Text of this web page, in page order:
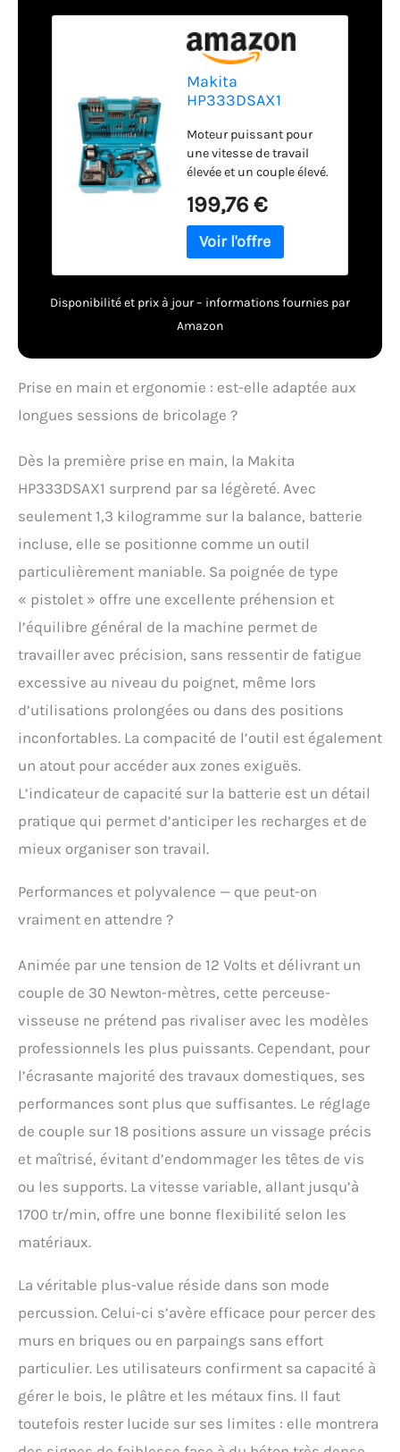
Makita
HP333DSAX1
à percussion sans
fil 12 V max. 2 Ah - 2
batteries +
chargeur dans
coffret de transport
Moteur puissant pour
une vitesse de travail
élevée et un couple élevé.
réglable
électroniquement.
Mécanisme de
199,76 €
Disponibilité et prix à jour – informations fournies par
Amazon
Prise en main et ergonomie : est-elle adaptée aux
longues sessions de bricolage ?
Dès la première prise en main, la Makita
HP333DSAX1 surprend par sa légèreté. Avec
seulement 1,3 kilogramme sur la balance, batterie
incluse, elle se positionne comme un outil
particulièrement maniable. Sa poignée de type
« pistolet » offre une excellente préhension et
l’équilibre général de la machine permet de
travailler avec précision, sans ressentir de fatigue
excessive au niveau du poignet, même lors
d’utilisations prolongées ou dans des positions
inconfortables. La compacité de l’outil est également
un atout pour accéder aux zones exiguës.
L’indicateur de capacité sur la batterie est un détail
pratique qui permet d’anticiper les recharges et de
mieux organiser son travail.
Performances et polyvalence — que peut-on
vraiment en attendre ?
Animée par une tension de 12 Volts et délivrant un
couple de 30 Newton-mètres, cette perceuse-
visseuse ne prétend pas rivaliser avec les modèles
professionnels les plus puissants. Cependant, pour
l’écrasante majorité des travaux domestiques, ses
performances sont plus que suffisantes. Le réglage
de couple sur 18 positions assure un vissage précis
et maîtrisé, évitant d’endommager les têtes de vis
ou les supports. La vitesse variable, allant jusqu’à
1700 tr/min, offre une bonne flexibilité selon les
matériaux.
La véritable plus-value réside dans son mode
percussion. Celui-ci s’avère efficace pour percer des
murs en briques ou en parpaings sans effort
particulier. Les utilisateurs confirment sa capacité à
gérer le bois, le plâtre et les métaux fins. Il faut
toutefois rester lucide sur ses limites : elle montrera